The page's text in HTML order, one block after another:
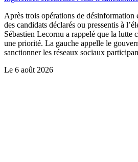
Après trois opérations de désinformation
des candidats déclarés ou pressentis à
Sébastien Lecornu a rappelé que la lutte
une priorité. La gauche appelle le
sanctionner les réseaux sociaux
Le 6 août 2026